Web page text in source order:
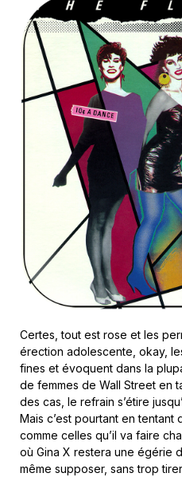
Certes, tout est rose et les
érection adolescente, okay,
fines et évoquent dans la
de femmes de Wall Street en
des cas, le refrain s’étire
Mais c’est pourtant en tentant
comme celles qu’il va faire
où Gina X restera une égérie
même supposer, sans trop